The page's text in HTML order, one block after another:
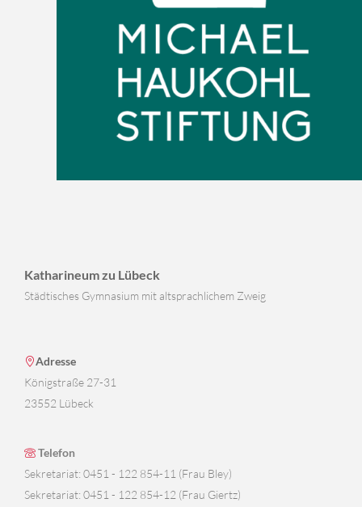
Katharineum zu Lübeck
Städtisches Gymnasium mit altsprachlichem Zweig
Adresse
Königstraße 27-31
23552 Lübeck
Telefon
Sekretariat: 0451 - 122 854-11 (Frau Bley)
Sekretariat: 0451 - 122 854-12 (Frau Giertz)